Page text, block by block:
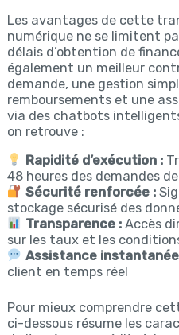
Les avantages de cette
numérique ne se limitent
délais d’obtention de
également un meilleur
demande, une gestion
remboursements et une
via des chatbots
on retrouve :
Rapidité d’exécution :
48 heures des demandes
Sécurité renforcée :
stockage sécurisé des
Transparence :Accès
sur les taux et les
Assistance
client en temps réel
Pour mieux comprendre
ci-dessous résume les